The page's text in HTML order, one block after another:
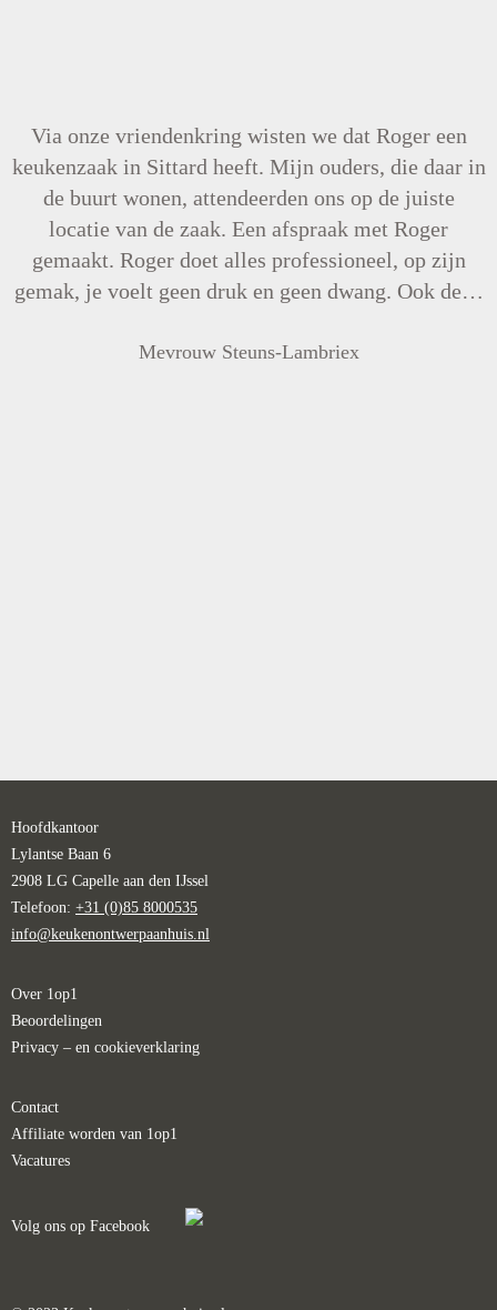
Via onze vriendenkring wisten we dat Roger een
keukenzaak in Sittard heeft. Mijn ouders, die daar in
de buurt wonen, attendeerden ons op de juiste
locatie van de zaak. Een afspraak met Roger
gemaakt. Roger doet alles professioneel, op zijn
gemak, je voelt geen druk en geen dwang. Ook de…
Mevrouw Steuns-Lambriex
Hoofdkantoor
Lylantse Baan 6
2908 LG Capelle aan den IJssel
Telefoon: +31 (0)85 8000535
info@keukenontwerpaanhuis.nl
Over 1op1
Beoordelingen
Privacy – en cookieverklaring
Contact
Affiliate worden van 1op1
Vacatures
Volg ons op Facebook